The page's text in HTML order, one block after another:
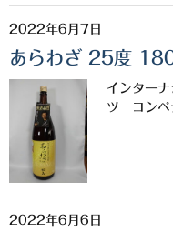
久保酒造
宮田本店
佐藤酒造
さつま無双
三和酒造
丸西酒造
2022年6月7日
あらわざ 25度
インター
ツ コンペ
2022年6月6日